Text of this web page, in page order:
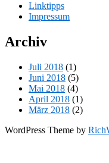
Linktipps
Impressum
Archiv
Juli 2018 (1)
Juni 2018 (5)
Mai 2018 (4)
April 2018 (1)
März 2018 (2)
WordPress Theme by